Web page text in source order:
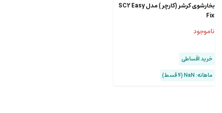
بخارشوی کرشر (کارچر ) مدل SC2 Easy
Fix
ناموجود
خرید اقساطی
ماهانه: NaN (۴ قسط)